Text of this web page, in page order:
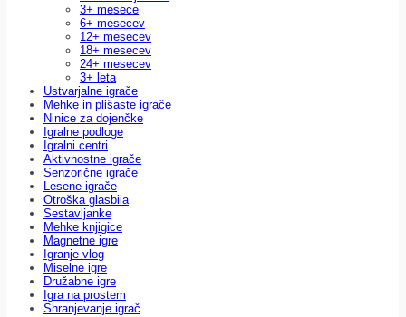
3+ mesece
6+ mesecev
12+ mesecev
18+ mesecev
24+ mesecev
3+ leta
Ustvarjalne igrače
Mehke in plišaste igrače
Ninice za dojenčke
Igralne podloge
Igralni centri
Aktivnostne igrače
Senzorične igrače
Lesene igrače
Otroška glasbila
Sestavljanke
Mehke knjigice
Magnetne igre
Igranje vlog
Miselne igre
Družabne igre
Igra na prostem
Shranjevanje igrač